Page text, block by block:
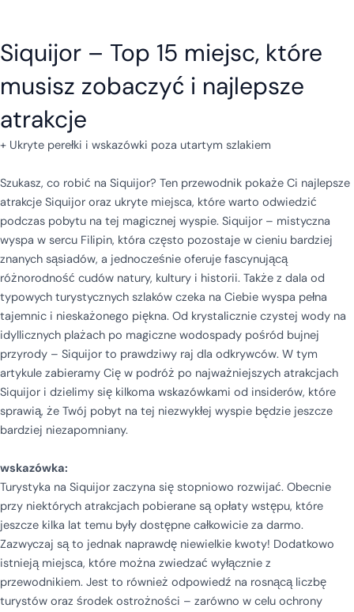
Siquijor – Top 15 miejsc, które
musisz zobaczyć i najlepsze
atrakcje
+ Ukryte perełki i wskazówki poza utartym szlakiem
Szukasz, co robić na Siquijor? Ten przewodnik pokaże Ci najlepsze
atrakcje Siquijor oraz ukryte miejsca, które warto odwiedzić
podczas pobytu na tej magicznej wyspie. Siquijor – mistyczna
wyspa w sercu Filipin, która często pozostaje w cieniu bardziej
znanych sąsiadów, a jednocześnie oferuje fascynującą
różnorodność cudów natury, kultury i historii. Także z dala od
typowych turystycznych szlaków czeka na Ciebie wyspa pełna
tajemnic i nieskażonego piękna. Od krystalicznie czystej wody na
idyllicznych plażach po magiczne wodospady pośród bujnej
przyrody – Siquijor to prawdziwy raj dla odkrywców. W tym
artykule zabieramy Cię w podróż po najważniejszych atrakcjach
Siquijor i dzielimy się kilkoma wskazówkami od insiderów, które
sprawią, że Twój pobyt na tej niezwykłej wyspie będzie jeszcze
bardziej niezapomniany.
wskazówka:
Turystyka na Siquijor zaczyna się stopniowo rozwijać. Obecnie
przy niektórych atrakcjach pobierane są opłaty wstępu, które
jeszcze kilka lat temu były dostępne całkowicie za darmo.
Zazwyczaj są to jednak naprawdę niewielkie kwoty! Dodatkowo
istnieją miejsca, które można zwiedzać wyłącznie z
przewodnikiem. Jest to również odpowiedź na rosnącą liczbę
turystów oraz środek ostrożności – zarówno w celu ochrony